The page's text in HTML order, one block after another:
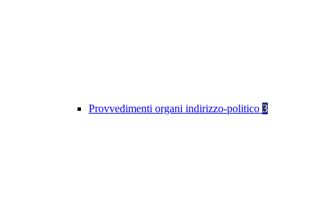
Provvedimenti organi indirizzo-politico 3